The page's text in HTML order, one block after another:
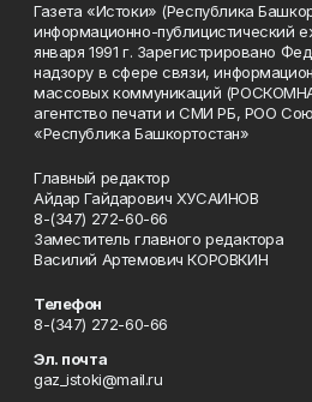
Газета «Истоки» (Республика
информационно-публицистический
января 1991 г. Зарегистрировано
надзору в сфере связи,
массовых коммуникаций
агентство печати и СМИ РБ, РОО
«Республика Башкортостан»
Главный редактор
Айдар Гайдарович ХУСАИНОВ
8-(347) 272-60-66
Заместитель главного редактора
Василий Артемович КОРОВКИН
Телефон
8-(347) 272-60-66
Эл. почта
gaz_istoki@mail.ru